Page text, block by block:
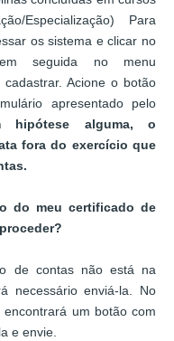
Especialização) Para
os sistema e clicar no
seguida no menu
Acione o botão
apresentado pelo
hipótese alguma, o
fora do exercício que
do meu certificado de
de contas não está na
necessário enviá-la. No
um botão com
e envie.